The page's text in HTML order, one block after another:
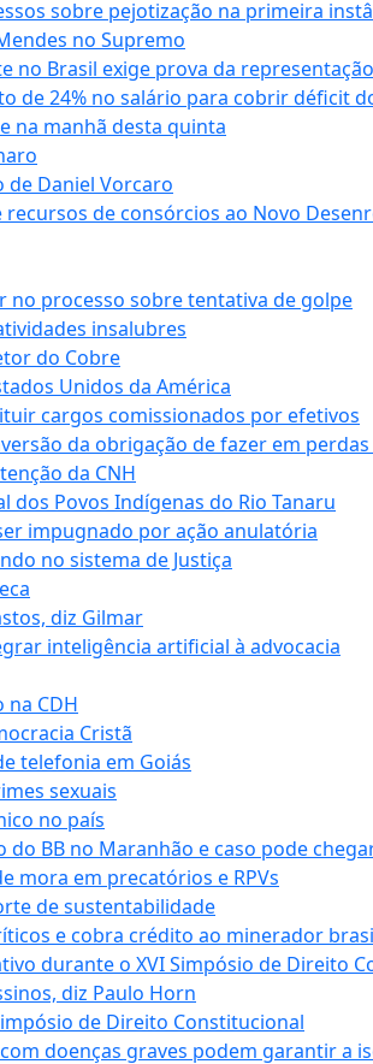
sobre pejotização na primeira
no Supremo
no Brasil exige prova da representação
de 24% no salário para cobrir déficit
na manhã desta quinta
de Daniel Vorcaro
de consórcios ao Novo
processo sobre tentativa de golpe
insalubres
do Cobre
Unidos da América
cargos comissionados por efetivos
da obrigação de fazer em perdas
da CNH
dos Povos Indígenas do Rio Tanaru
impugnado por ação anulatória
no sistema de Justiça
diz Gilmar
inteligência artificial à advocacia
CDH
Cristã
telefonia em Goiás
sexuais
no país
BB no Maranhão e caso pode chegar
mora em precatórios e RPVs
de sustentabilidade
e cobra crédito ao minerador
durante o XVI Simpósio de Direito
diz Paulo Horn
de Direito Constitucional
doenças graves podem garantir a